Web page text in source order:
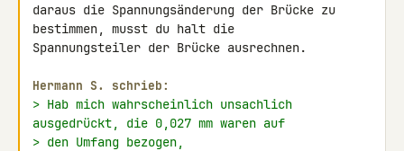
daraus die Spannungsänderung der Brücke zu
bestimmen, musst du halt die
Spannungsteiler der Brücke ausrechnen.
Hermann S. schrieb:
> Hab mich wahrscheinlich unsachlich
ausgedrückt, die 0,027 mm waren auf
> den Umfang bezogen,